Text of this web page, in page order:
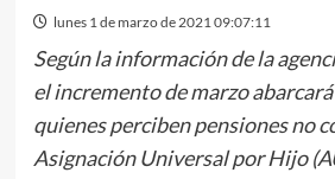
lunes 1 de marzo de 2021 09:07:11
Según la información de la
el incremento de marzo
quienes perciben pensiones no
Asignación Universal por Hijo